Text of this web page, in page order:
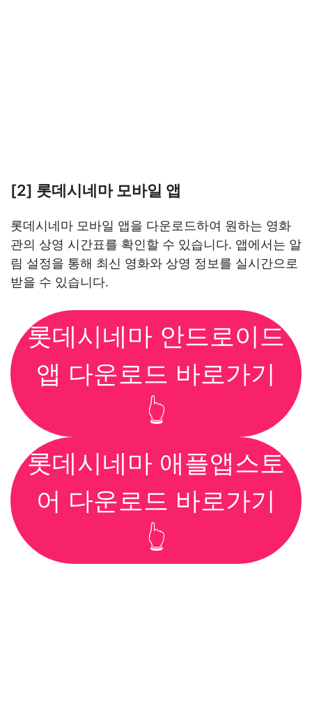
[2] 롯데시네마 모바일 앱
롯데시네마 모바일 앱을 다운로드하여 원하는 영화
관의 상영 시간표를 확인할 수 있습니다. 앱에서는 알
림 설정을 통해 최신 영화와 상영 정보를 실시간으로
받을 수 있습니다.
롯데시네마 안드로이드
앱 다운로드 바로가기
👆
롯데시네마 애플앱스토
어 다운로드 바로가기
👆